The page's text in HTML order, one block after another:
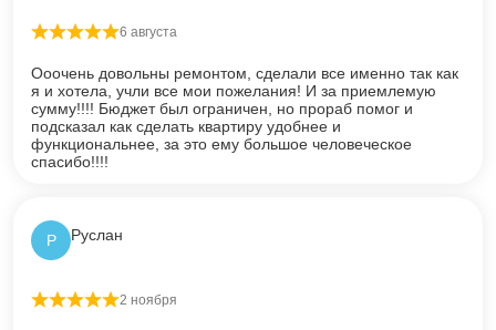
Оценка5из 5
6 августа
Ооочень довольны ремонтом, сделали все именно так как
я и хотела, учли все мои пожелания! И за приемлемую
сумму!!!! Бюджет был ограничен, но прораб помог и
подсказал как сделать квартиру удобнее и
функциональнее, за это ему большое человеческое
спасибо!!!!
Р Руслан
Оценка5из 5
2 ноября